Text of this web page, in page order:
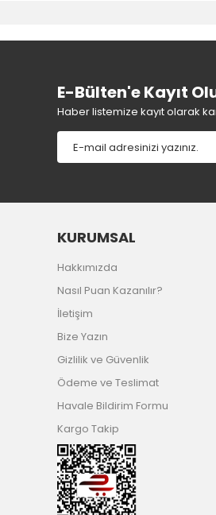
Ürün resmi kalitesiz,
Ürün bilgilerinde
Ürün fiyatı diğer
Bu ürüne benzer farklı
E-Bülten'e Kayıt
Haber listemize kayıt olarak
KURUMSAL
Hakkımızda
Nasıl Puan Kazanılır?
İletişim
Bize Yazın
Gizlilik ve Güvenlik
Ödeme ve Teslimat
Havale Bildirim Formu
Kargo Takip